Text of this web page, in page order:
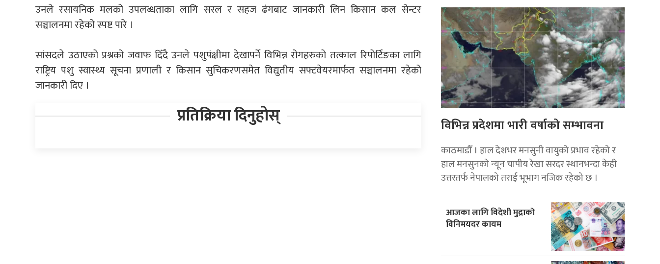
उनले रसायनिक मलको उपलब्धताका लागि सरल र सहज ढंगबाट जानकारी लिन किसान कल सेन्टर
सञ्चालनमा रहेको स्पष्ट पारे ।
सांसदले उठाएको प्रश्नको जवाफ दिँदै उनले पशुपंक्षीमा देखापर्ने विभिन्न रोगहरुको तत्काल रिपोर्टिङका लागि
राष्ट्रिय पशु स्वास्थ्य सूचना प्रणाली र किसान सुचिकरणसमेत विद्युतीय सफ्टवेयरमार्फत सञ्चालनमा रहेको
जानकारी दिए ।
प्रतिक्रिया दिनुहोस् विभिन्न प्रदेशमा भारी वर्षाको सम्भावना
काठमाडौँ । हाल देशभर मनसुनी वायुको प्रभाव रहेको र
हाल मनसुनको न्यून चापीय रेखा सरदर स्थानभन्दा केही
उत्तरतर्फ नेपालको तराई भूभाग नजिक रहेको छ ।
आजका लागि विदेशी मुद्राको
विनिमयदर कायम